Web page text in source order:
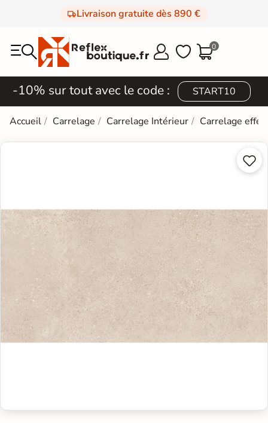
Livraison gratuite dès 890 €
  0
-10% sur tout avec le code : START10
Accueil Carrelage Carrelage Intérieur Carrelage effet

